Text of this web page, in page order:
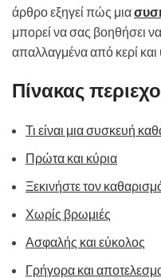
άρθρο εξηγεί πώς μια
μπορεί να σας βοηθήσει
απαλλαγμένα από κερί και
Πίνακας
Τι είναι μια συσκευή
Πρώτα και κύρια
Ξεκινήστε τον
Χωρίς βρωμιές
Ασφαλής και εύκολος
Γρήγορα και